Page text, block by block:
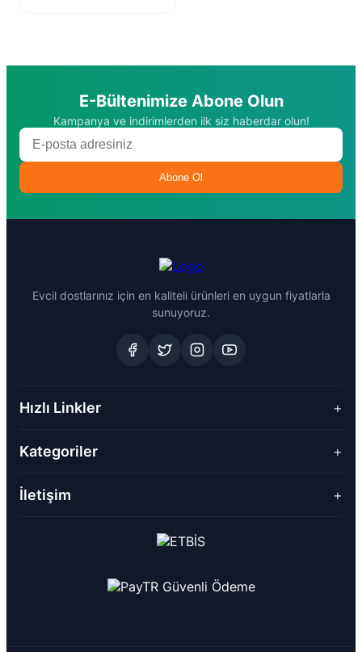
E-Bültenimize Abone Olun
Kampanya ve indirimlerden ilk siz haberdar olun!
Abone Ol
Evcil dostlarınız için en kaliteli ürünleri en uygun fiyatlarla
sunuyoruz.
Hızlı Linkler +
Kategoriler +
İletişim +